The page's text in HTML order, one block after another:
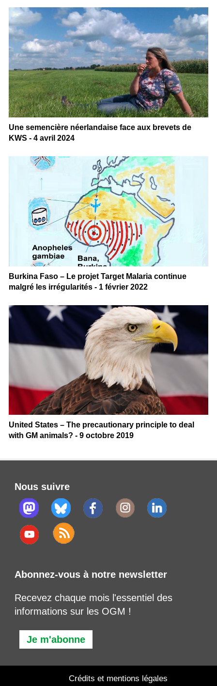
Une semencière néerlandaise face aux brevets de
KWS - 4 avril 2024
Burkina Faso – Le projet Target Malaria continue
malgré les irrégularités - 1 février 2022
United States – The precautionary principle to deal
with GM animals? - 9 octobre 2019
Nous suivre
Abonnez-vous à notre newsletter
Recevez chaque mois l'essentiel des
informations sur les OGM !
Je m'abonne
Crédits et mentions légales